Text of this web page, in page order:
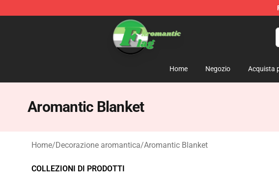
Aromantic Flag Shop - The Best Store of Aromantic Flag
Home Negozio Acquista
Aromantic Blanket
Home/Decorazione aromantica/Aromantic Blanket
COLLEZIONI DI PRODOTTI